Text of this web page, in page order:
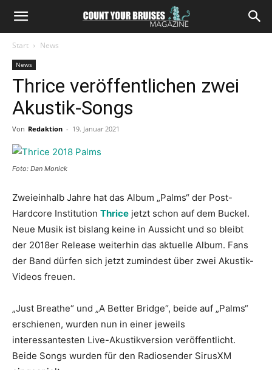
Start News
News
Thrice veröffentlichen zwei
Akustik-Songs
Von Redaktion - 19. Januar 2021
Foto: Dan Monick
Zweieinhalb Jahre hat das Album „Palms“ der Post-
Hardcore Institution Thrice jetzt schon auf dem Buckel.
Neue Musik ist bislang keine in Aussicht und so bleibt
der 2018er Release weiterhin das aktuelle Album. Fans
der Band dürfen sich jetzt zumindest über zwei Akustik-
Videos freuen.
„Just Breathe“ und „A Better Bridge“, beide auf „Palms“
erschienen, wurden nun in einer jeweils
interessantesten Live-Akustikversion veröffentlicht.
Beide Songs wurden für den Radiosender SirusXM